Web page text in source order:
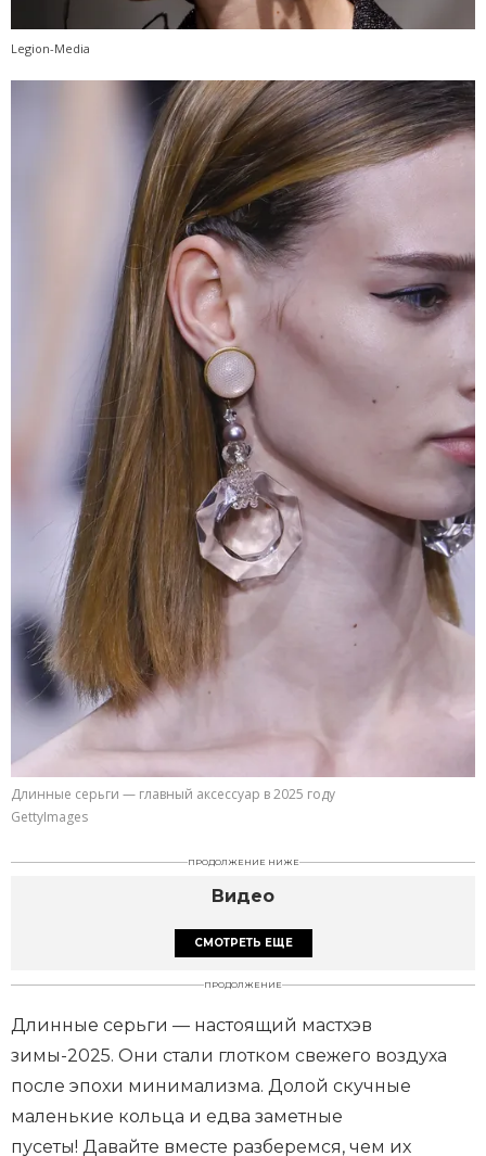
Legion-Media
Длинные серьги — главный аксессуар в 2025 году
GettyImages
ПРОДОЛЖЕНИЕ НИЖЕ
Видео
СМОТРЕТЬ ЕЩЕ
ПРОДОЛЖЕНИЕ
Длинные серьги — настоящий мастхэв
зимы-2025. Они стали глотком свежего воздуха
после эпохи минимализма. Долой скучные
маленькие кольца и едва заметные
пусеты! Давайте вместе разберемся, чем их